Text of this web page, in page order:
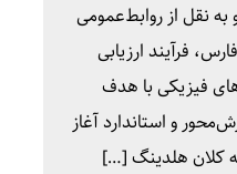
نقل از روابط‌عمومی
فرآیند ارزیابی
فیزیکی با هدف
و استاندارد آغاز
کلان هلدینگ […]